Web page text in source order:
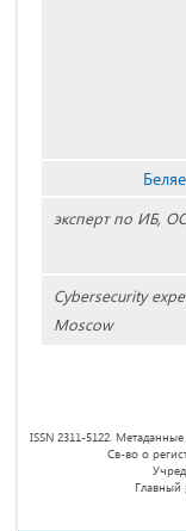
эксперт по ИБ,
Cybersecurity
Moscow
ISSN 2311-5122.
Св-во о
Главный